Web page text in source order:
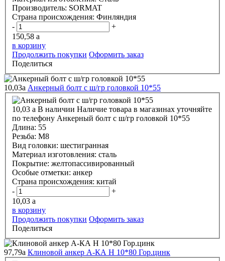
Производитель: SORMAT
Страна происхождения: Финляндия
-
+
150,58 a
в корзину
Продолжить покупки Оформить заказ
Поделиться
10,03a Анкерный болт с ш/гр головкой 10*55
10,03 a В наличии Наличие товара в магазинах уточняйте
по телефону Анкерный болт с ш/гр головкой 10*55
Длина: 55
Резьба: М8
Вид головки: шестигранная
Материал изготовления: сталь
Покрытие: желтопассивированный
Особые отметки: анкер
Страна происхождения: китай
-
+
10,03 a
в корзину
Продолжить покупки Оформить заказ
Поделиться
97,79a Клиновой анкер А-КА H 10*80 Гор.цинк